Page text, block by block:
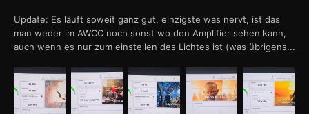
Update: Es läuft soweit ganz gut, einzigste was nervt, ist das
man weder im AWCC noch sonst wo den Amplifier sehen kann,
auch wenn es nur zum einstellen des Lichtes ist (was übrigens...